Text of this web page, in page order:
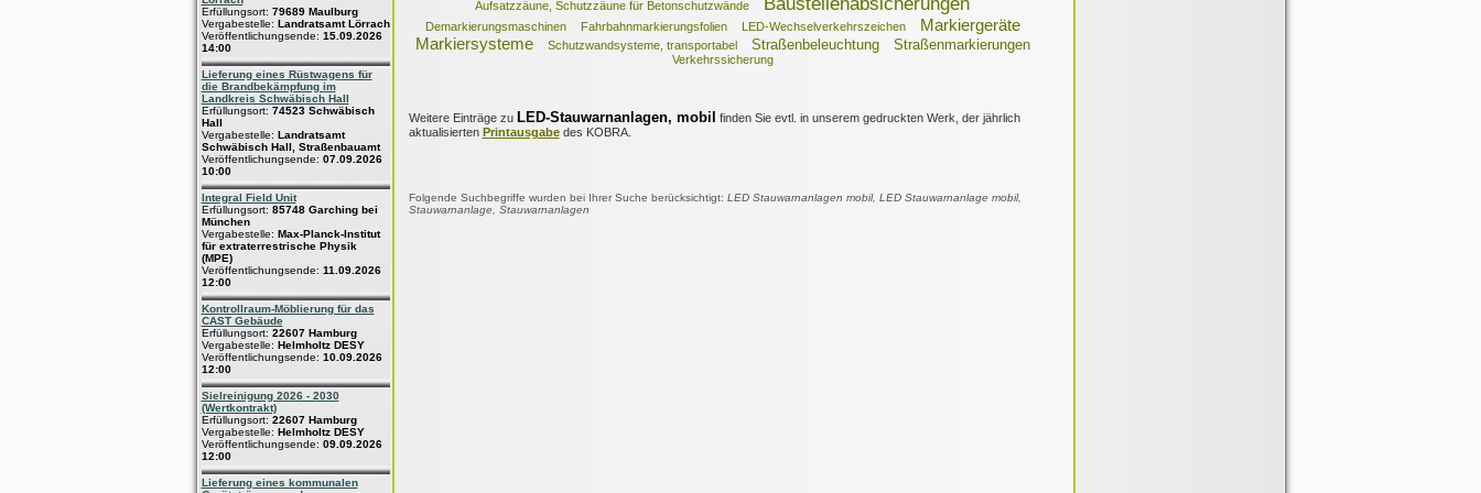
Erfüllungsort: 79689 Maulburg
Vergabestelle: Landratsamt Lörrach
Veröffentlichungsende: 15.09.2026
14:00
Lieferung eines Rüstwagens für
die Brandbekämpfung im
Landkreis Schwäbisch Hall
Erfüllungsort: 74523 Schwäbisch
Hall
Vergabestelle: Landratsamt
Schwäbisch Hall, Straßenbauamt
Veröffentlichungsende: 07.09.2026
10:00
Integral Field Unit
Erfüllungsort: 85748 Garching bei
München
Vergabestelle: Max-Planck-Institut
für extraterrestrische Physik
(MPE)
Veröffentlichungsende: 11.09.2026
12:00
Kontrollraum-Möblierung für das
CAST Gebäude
Erfüllungsort: 22607 Hamburg
Vergabestelle: Helmholtz DESY
Veröffentlichungsende: 10.09.2026
12:00
Sielreinigung 2026 - 2030
(Wertkontrakt)
Erfüllungsort: 22607 Hamburg
Vergabestelle: Helmholtz DESY
Veröffentlichungsende: 09.09.2026
12:00
Lieferung eines kommunalen
Aufsatzzäune, Schutzzäune für Betonschutzwände
Demarkierungsmaschinen Fahrbahnmarkierungsfolien LED-Wechselverkehrszeichen
Markiergeräte
Markiersysteme
Schutzwandsysteme, transportabel Straßenbeleuchtung Straßenmarkierungen
Verkehrssicherung
Weitere Einträge zu LED-Stauwarnanlagen, mobil
finden Sie evtl. in unserem gedruckten Werk, der jährlich
aktualisierten Printausgabedes KOBRA.
Folgende Suchbegriffe wurden bei Ihrer Suche berücksichtigt: LED Stauwarnanlagen mobil, LED Stauwarnanlage mobil,
Stauwarnanlage, Stauwarnanlagen